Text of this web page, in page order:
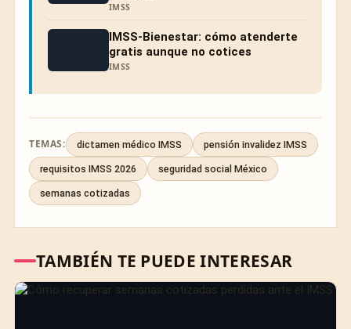
IMSS
IMSS-Bienestar: cómo atenderte
gratis aunque no cotices
IMSS
TEMAS: dictamen médico IMSS pensión invalidez IMSS
requisitos IMSS 2026 seguridad social México
semanas cotizadas
TAMBIÉN TE PUEDE INTERESAR